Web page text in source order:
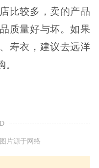
比较多，卖的产品
质量好与坏。如果
寿衣，建议去远洋
片源于网络